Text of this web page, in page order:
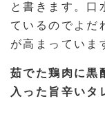
と書きます。口
ているのでよだ
が高まっていま
茹でた鶏肉に黒
入った旨辛いタ